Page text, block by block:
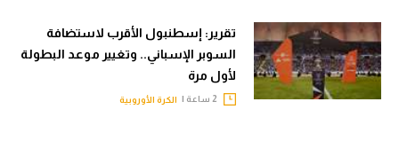
تقرير: إسطنبول الأقرب لاستضافة
السوبر الإسباني.. وتغيير موعد البطولة
لأول مرة
الكرة الأوروبية